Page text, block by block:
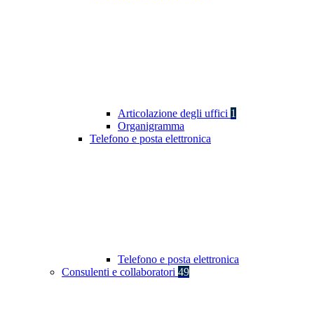
Articolazione degli uffici 1
Organigramma
Telefono e posta elettronica
Telefono e posta elettronica
Consulenti e collaboratori 49